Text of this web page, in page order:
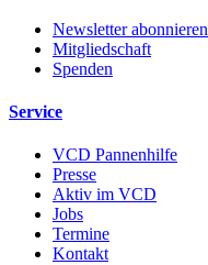
Newsletter abonnieren
Mitgliedschaft
Spenden
Service
VCD Pannenhilfe
Presse
Aktiv im VCD
Jobs
Termine
Kontakt